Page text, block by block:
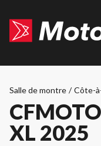
Salle de montre / Côte-
XL 2025